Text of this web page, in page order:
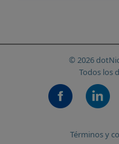
© 2026
Todos los
Términos y